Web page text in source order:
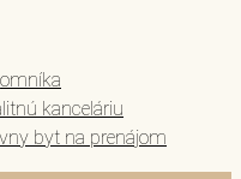
kanceláriu
byt na prenájom